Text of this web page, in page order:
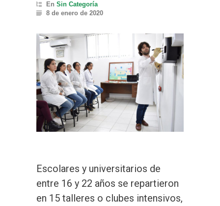
En Sin Categoría
8 de enero de 2020
Escolares y universitarios de
entre 16 y 22 años se repartieron
en 15 talleres o clubes intensivos,